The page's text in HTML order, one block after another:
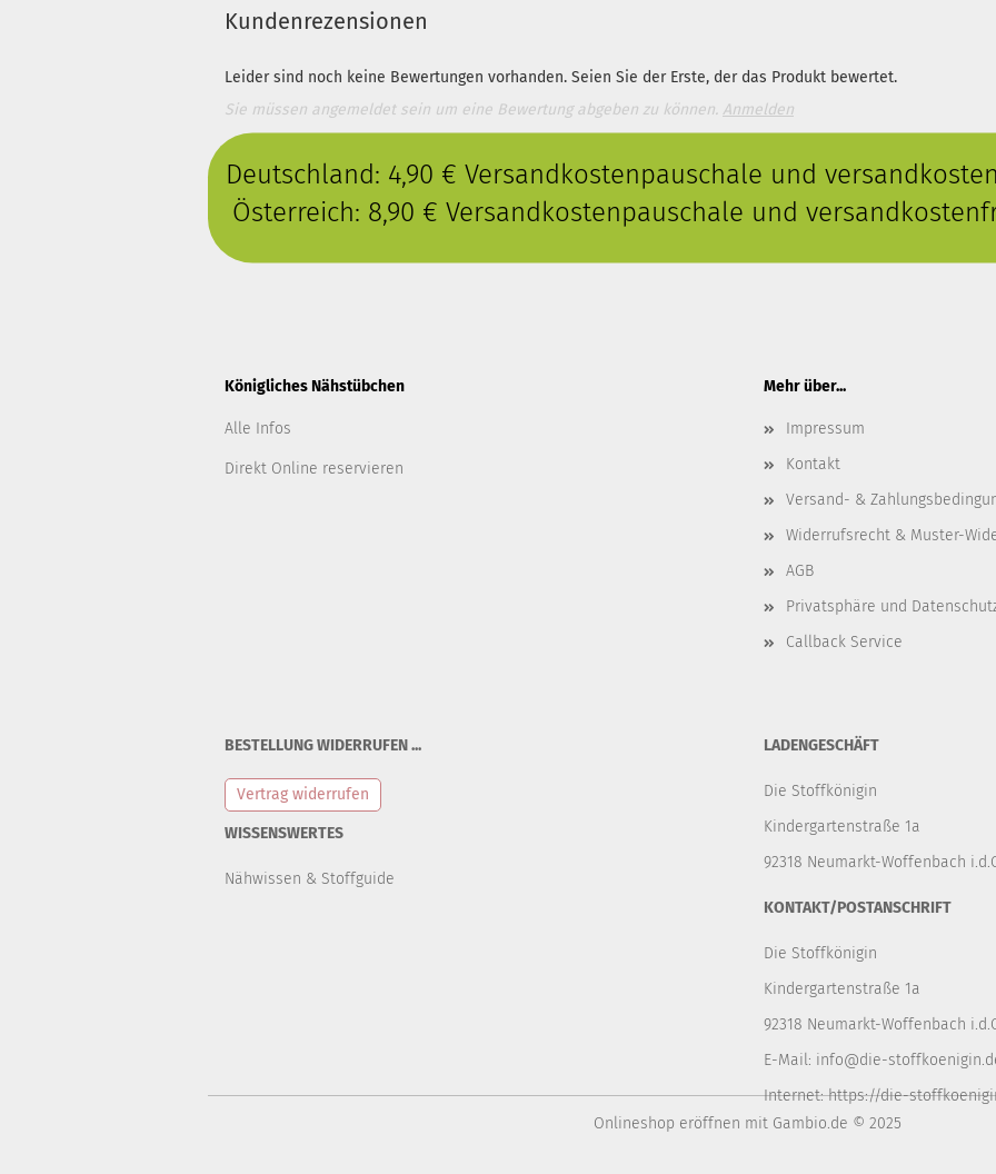
Kundenrezensionen
Leider sind noch keine Bewertungen vorhanden. Seien Sie der Erste, der das Produkt bewertet.
Sie müssen angemeldet sein um eine Bewertung abgeben zu können. Anmelden
Deutschland: 4,90 € Versandkostenpauschale und
Österreich: 8,90 € Versandkostenpauschale und
Königliches Nähstübchen
Alle Infos
Direkt Online reservieren
Mehr über...
Impressum
Kontakt
Versand- &
Widerrufsrecht & Muster-
AGB
Privatsphäre und
Callback Service
BESTELLUNG WIDERRUFEN ...
Vertrag widerrufen
WISSENSWERTES
Nähwissen & Stoffguide
LADENGESCHÄFT
Die Stoffkönigin
Kindergartenstraße 1a
92318 Neumarkt-Woffenbach
KONTAKT/POSTANSCHRIFT
Die Stoffkönigin
Kindergartenstraße 1a
92318 Neumarkt-Woffenbach
E-Mail: info@die-
Internet:https://die-
Onlineshop eröffnen mit Gambio.de © 2025